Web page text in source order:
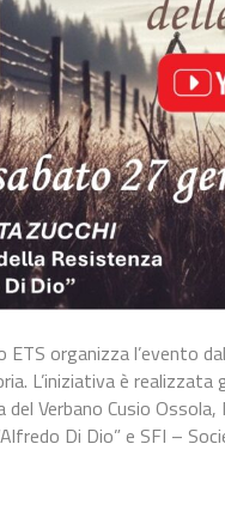
ETS organizza l’evento
L’iniziativa è
del Verbano Cusio
Di Dio” e SFI –